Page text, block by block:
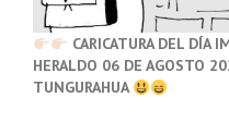
CARICATURA DEL DÍA
HERALDO 06 DE AGOSTO
TUNGURAHUA